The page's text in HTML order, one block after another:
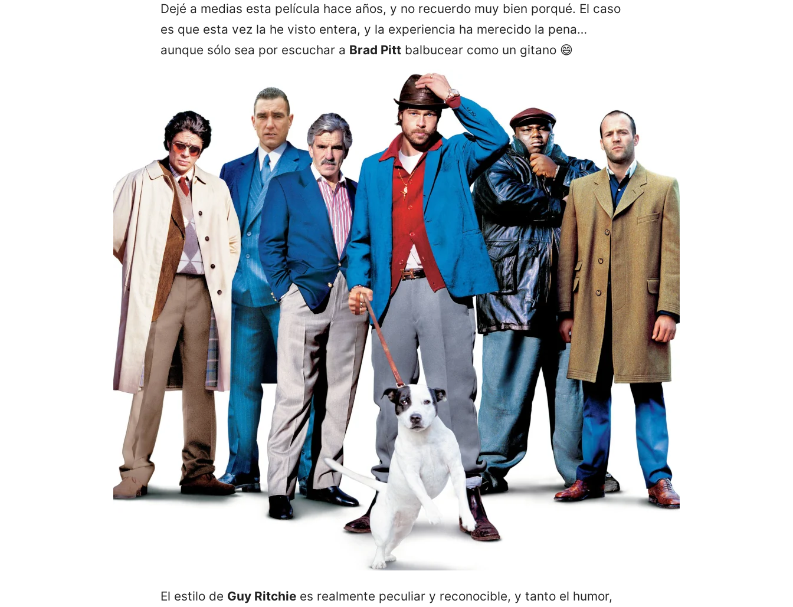
Dejé a medias esta película hace años, y no recuerdo muy bien porqué. El caso
es que esta vez la he visto entera, y la experiencia ha merecido la pena…
aunque sólo sea por escuchar a Brad Pitt balbucear como un gitano 😄
El estilo de Guy Ritchie es realmente peculiar y reconocible, y tanto el humor,